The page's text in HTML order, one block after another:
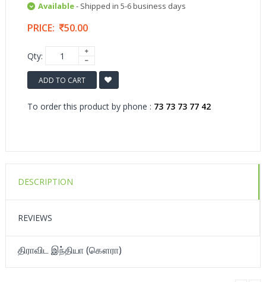
Available- Shipped in 5-6 business days
PRICE: 50.00
Qty:
ADD TO CART
To order this product by phone : 73 73 73 77 42
DESCRIPTION
REVIEWS
திராவிட இந்தியா (கௌரா)